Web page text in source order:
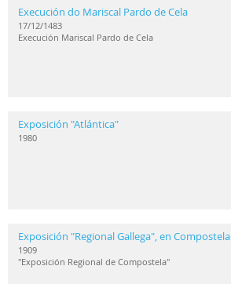
Execución do Mariscal Pardo de Cela
17/12/1483
Execución Mariscal Pardo de Cela
Exposición "Atlántica"
1980
Exposición "Regional Gallega", en Compostela
1909
"Exposición Regional de Compostela"